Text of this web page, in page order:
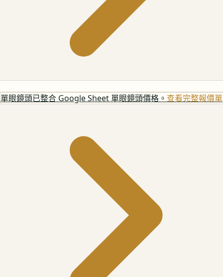
單眼鏡頭已整合 Google Sheet 單眼鏡頭價格。 查看完整報價單